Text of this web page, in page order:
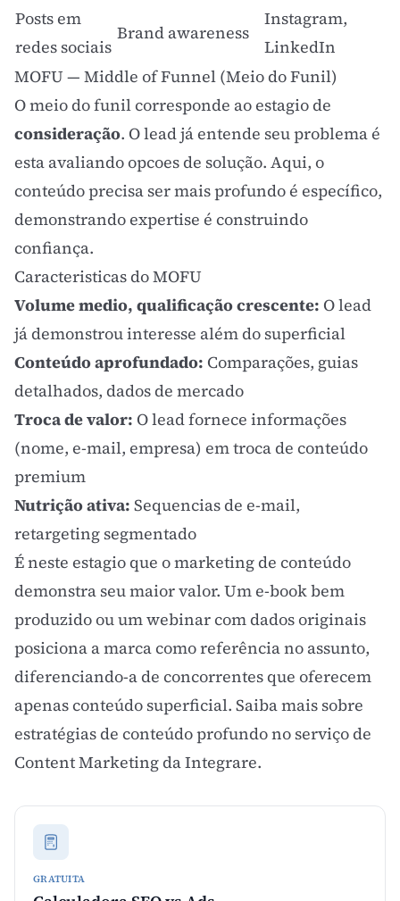
Posts em
redes sociais
Brand awareness
Instagram,
LinkedIn
MOFU — Middle of Funnel (Meio do Funil)
O meio do funil corresponde ao estagio de
consideração. O lead já entende seu problema é
esta avaliando opcoes de solução. Aqui, o
conteúdo precisa ser mais profundo é específico,
demonstrando expertise é construindo
confiança.
Caracteristicas do MOFU
Volume medio, qualificação crescente: O lead
já demonstrou interesse além do superficial
Conteúdo aprofundado: Comparações, guias
detalhados, dados de mercado
Troca de valor: O lead fornece informações
(nome, e-mail, empresa) em troca de conteúdo
premium
Nutrição ativa: Sequencias de e-mail,
retargeting segmentado
É neste estagio que omarketing de conteúdo
demonstra seu maior valor. Um e-book bem
produzido ou um webinar com dados originais
posiciona a marca como referência no assunto,
diferenciando-a de concorrentes que oferecem
apenas conteúdo superficial. Saiba mais sobre
estratégias de conteúdo profundo no serviço de
Content Marketing da Integrare.
GRATUITA